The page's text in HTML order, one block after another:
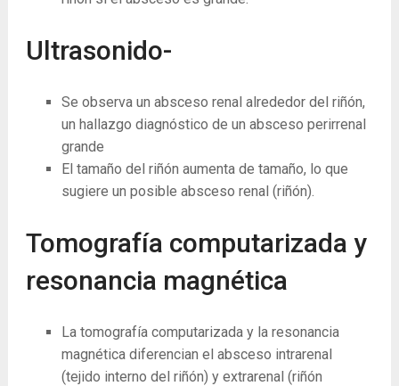
Ultrasonido-
Se observa un absceso renal alrededor del riñón,
un hallazgo diagnóstico de un absceso perirrenal
grande
El tamaño del riñón aumenta de tamaño, lo que
sugiere un posible absceso renal (riñón).
Tomografía computarizada y
resonancia magnética
La tomografía computarizada y la resonancia
magnética diferencian el absceso intrarenal
(tejido interno del riñón) y extrarenal (riñón